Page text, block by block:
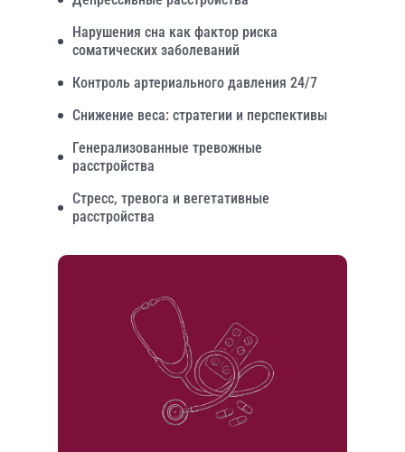
Нарушения сна как фактор риска
соматических заболеваний
Контроль артериального давления 24/7
Снижение веса: стратегии и перспективы
Генерализованные тревожные
расстройства
Стресс, тревога и вегетативные
расстройства